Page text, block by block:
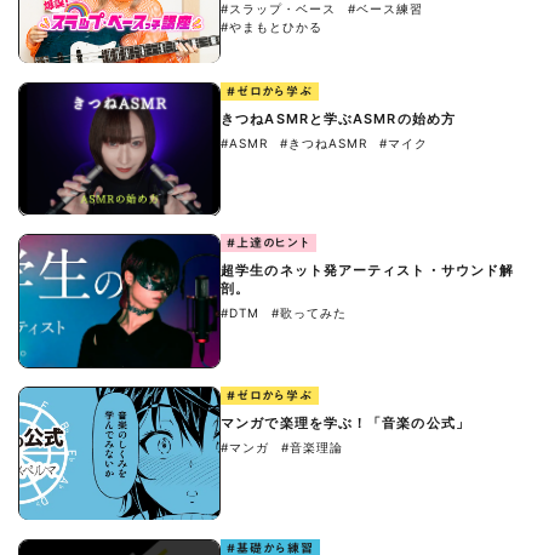
#スラップ・ベース
#ベース練習
#やまもとひかる
#ゼロから学ぶ
きつねASMRと学ぶASMRの始め方
#ASMR #きつねASMR #マイク
#上達のヒント
超学生のネット発アーティスト・サウンド解
剖。
#DTM #歌ってみた
#ゼロから学ぶ
マンガで楽理を学ぶ！「音楽の公式」
#マンガ #音楽理論
#基礎から練習